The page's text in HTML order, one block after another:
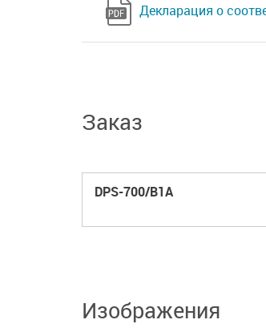
Декларация о
Заказ
DPS-700/B1A
Изображения